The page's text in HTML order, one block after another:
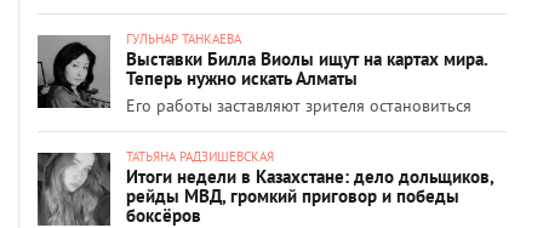
ГУЛЬНАР ТАНКАЕВА
Выставки Билла Виолы ищут на картах мира.
Теперь нужно искать Алматы
Его работы заставляют зрителя остановиться
ТАТЬЯНА РАДЗИШЕВСКАЯ
Итоги недели в Казахстане: дело дольщиков,
рейды МВД, громкий приговор и победы
боксёров